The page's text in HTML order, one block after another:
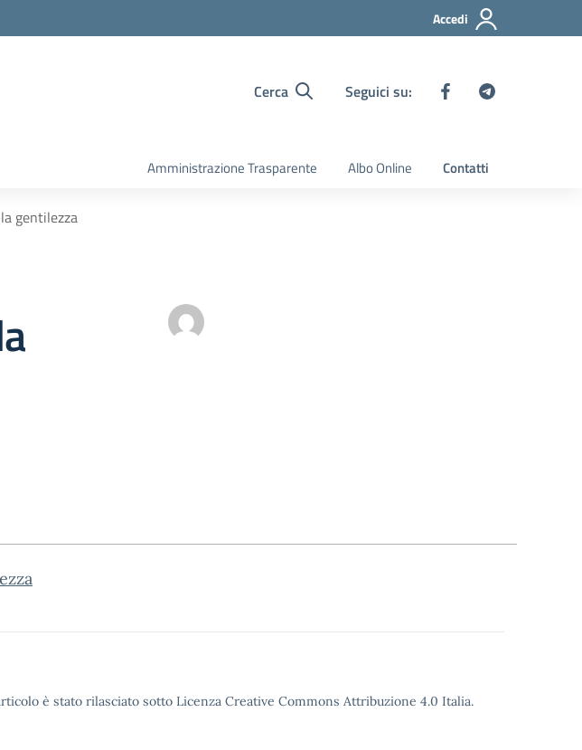
Accedi
Cerca Seguici su:
Amministrazione Trasparente Albo Online Contatti
gentilezza
è stato rilasciato sotto Licenza Creative Commons Attribuzione 4.0 Italia.